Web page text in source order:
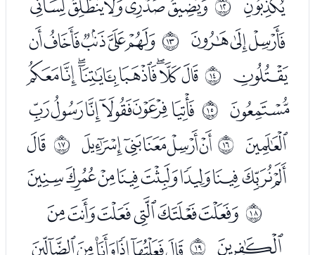
ﯘﯙﯚ ﰌﯜﯝﯞﯟﯠ
ﯡ ﰍﯣﯤﯥﯦﯧﯨﯩﯪ
ﯫ ﰎ ﯭﯮﯯﯰﯱﯲ
ﯳ ﰏﯵﯶﯷﯸﯹ ﰐ ﯻ
ﯼﯽﯾﯿﰀﰁﰂﰃﰄ
ﰑ ﰆﰇﰈﰉﰊﰋ
ﰌ ﰒﭑﭒﭓﭔﭕﭖ